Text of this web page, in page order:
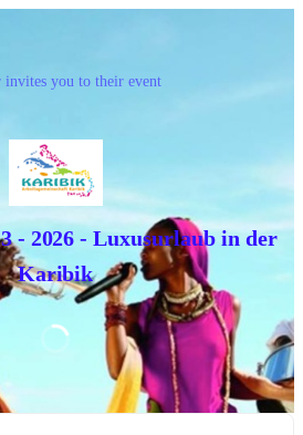
invites you to their event
- 2026 - Luxusurlaub in der
Karibik